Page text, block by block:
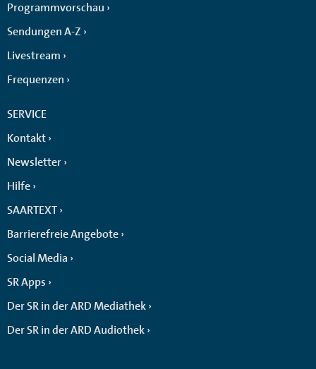
Programmvorschau
Sendungen A-Z
Livestream
Frequenzen
SERVICE
Kontakt
Newsletter
Hilfe
SAARTEXT
Barrierefreie Angebote
Social Media
SR Apps
Der SR in der ARD Mediathek
Der SR in der ARD Audiothek